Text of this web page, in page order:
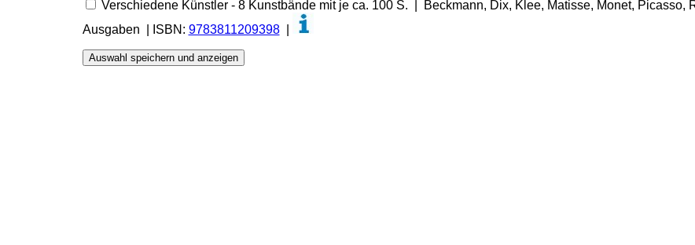
Verschiedene Künstler - 8 Kunstbände mit je ca. 100 S. | Beckmann, Dix, Klee, Matisse, Monet,
Ausgaben | ISBN: 9783811209398|